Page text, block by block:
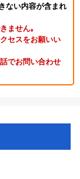
ない内容が含まれ
ません｡
セスをお願いい
でお問い合わせ